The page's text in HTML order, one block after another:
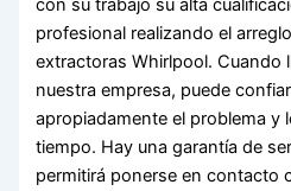
profesional realizando el
extractoras Whirlpool. Cuando
nuestra empresa, puede
apropiadamente el problema y
tiempo. Hay una garantía de
permitirá ponerse en contacto